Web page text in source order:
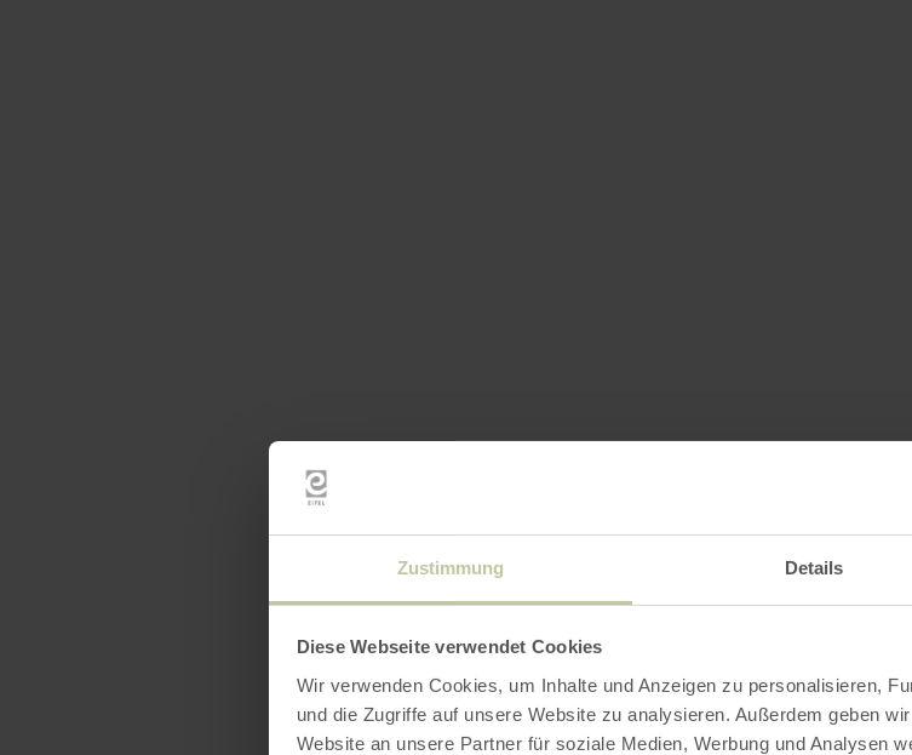
Zustimmung Details
Diese Webseite verwendet Cookies
Wir verwenden Cookies, um Inhalte und Anzeigen zu personalisieren,
und die Zugriffe auf unsere Website zu analysieren. Außerdem geben
Website an unsere Partner für soziale Medien, Werbung und Analysen